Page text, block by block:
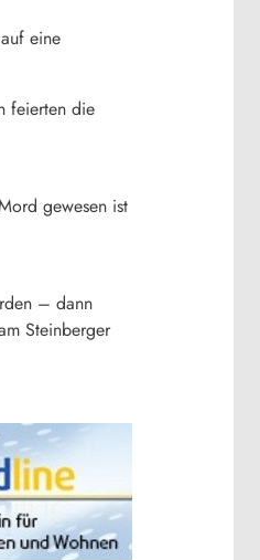
eine
feierten die
gewesen ist
– dann
Steinberger